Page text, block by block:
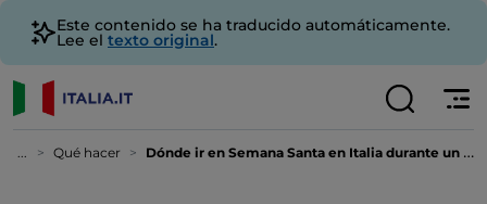
Este contenido se ha traducido automáticamente.
Lee el texto original.
... Qué hacer Dónde ir en Semana Santa en Italia durante un inolvidable fin de semana largo